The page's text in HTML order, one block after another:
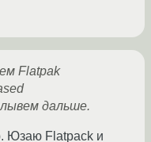
Flatpak
дальше.
Юзаю Flatpack и